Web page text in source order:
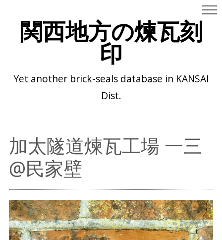
関西地方の煉瓦刻
印
Yet another brick-seals database in KANSAI
Dist.
加太隧道煉瓦工場 一三
@民家壁